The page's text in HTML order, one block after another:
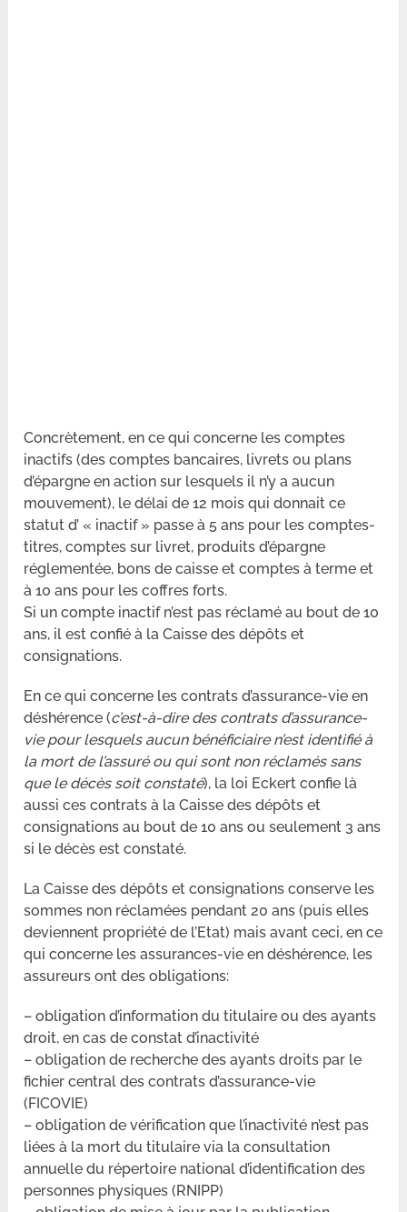
Concrètement, en ce qui concerne les comptes
inactifs (des comptes bancaires, livrets ou plans
d’épargne en action sur lesquels il n’y a aucun
mouvement), le délai de 12 mois qui donnait ce
statut d’ « inactif » passe à 5 ans pour les comptes-
titres, comptes sur livret, produits d’épargne
réglementée, bons de caisse et comptes à terme et
à 10 ans pour les coffres forts.
Si un compte inactif n’est pas réclamé au bout de 10
ans, il est confié à la Caisse des dépôts et
consignations.
En ce qui concerne les contrats d’assurance-vie en
déshérence (c’est-à-dire des contrats d’assurance-
vie pour lesquels aucun bénéficiaire n’est identifié à
la mort de l’assuré ou qui sont non réclamés sans
que le décès soit constaté), la loi Eckert confie là
aussi ces contrats à la Caisse des dépôts et
consignations au bout de 10 ans ou seulement 3 ans
si le décès est constaté.
La Caisse des dépôts et consignations conserve les
sommes non réclamées pendant 20 ans (puis elles
deviennent propriété de l’Etat) mais avant ceci, en ce
qui concerne les assurances-vie en déshérence, les
assureurs ont des obligations:
– obligation d’information du titulaire ou des ayants
droit, en cas de constat d’inactivité
– obligation de recherche des ayants droits par le
fichier central des contrats d’assurance-vie
(FICOVIE)
– obligation de vérification que l’inactivité n’est pas
liées à la mort du titulaire via la consultation
annuelle du répertoire national d’identification des
personnes physiques (RNIPP)